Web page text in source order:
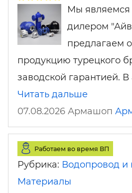
Мы
дилером
предлагаем
продукцию турецкого
заводской гарантией.
Читать дальше
07.08.2026 Армашоп
Работаем во время ВП
Рубрика: Водопровод и
Материалы